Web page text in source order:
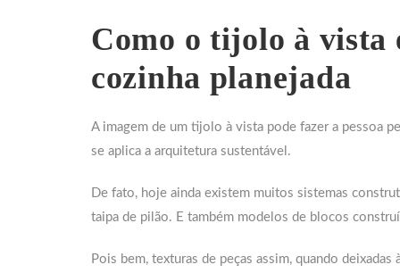
Como o tijolo à vista
cozinha planejada
A imagem de um tijolo à vista pode fazer a pessoa
se aplica a arquitetura sustentável.
De fato, hoje ainda existem muitos sistemas
taipa de pilão. E também modelos de blocos
Pois bem, texturas de peças assim, quando